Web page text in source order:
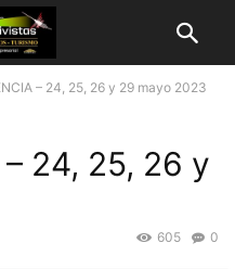
– 24, 25, 26 y 29 mayo 2023
– 24, 25, 26 y
0
605